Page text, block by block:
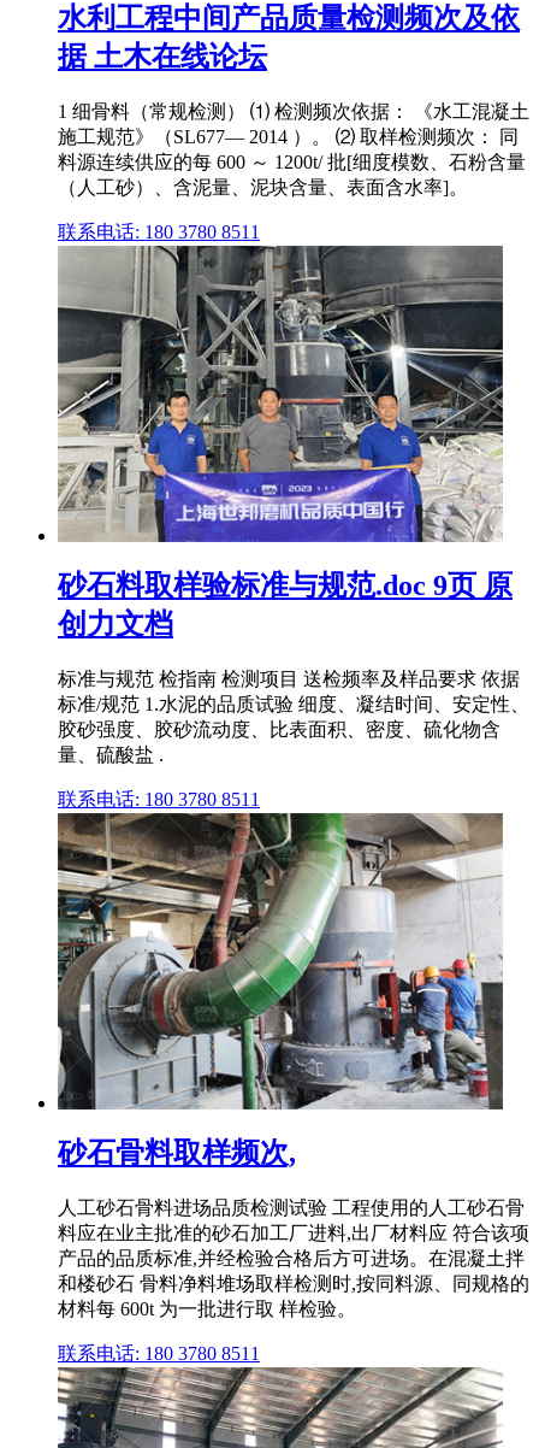
水利工程中间产品质量检测频次及依
据 土木在线论坛
1 细骨料（常规检测） ⑴ 检测频次依据： 《水工混凝土
施工规范》（SL677— 2014 ）。 ⑵ 取样检测频次： 同
料源连续供应的每 600 ～ 1200t/ 批[细度模数、石粉含量
（人工砂）、含泥量、泥块含量、表面含水率]。
联系电话: 180 3780 8511
砂石料取样验标准与规范.doc 9页 原
创力文档
标准与规范 检指南 检测项目 送检频率及样品要求 依据
标准/规范 1.水泥的品质试验 细度、凝结时间、安定性、
胶砂强度、胶砂流动度、比表面积、密度、硫化物含
量、硫酸盐 .
联系电话: 180 3780 8511
砂石骨料取样频次,
人工砂石骨料进场品质检测试验 工程使用的人工砂石骨
料应在业主批准的砂石加工厂进料,出厂材料应 符合该项
产品的品质标准,并经检验合格后方可进场。在混凝土拌
和楼砂石 骨料净料堆场取样检测时,按同料源、同规格的
材料每 600t 为一批进行取 样检验。
联系电话: 180 3780 8511